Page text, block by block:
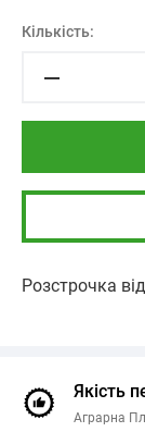
Кількість:
Розстрочка від
Якість
Аграрна